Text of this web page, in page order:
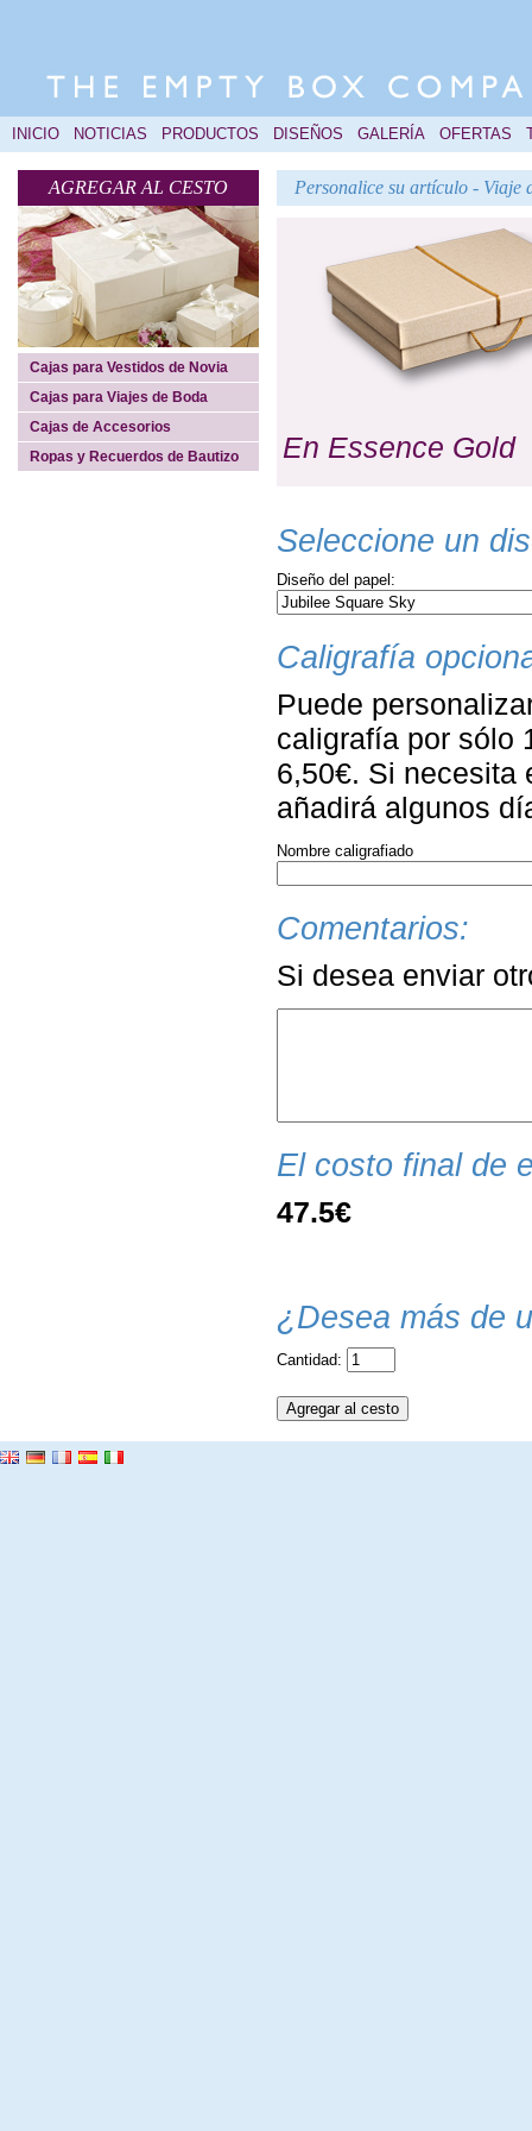
INICIO NOTICIAS PRODUCTOS DISEÑOS GALERÍA OFERTAS
AGREGAR AL CESTO
Cajas para Vestidos de Novia
Cajas para Viajes de Boda
Cajas de Accesorios
Ropas y Recuerdos de Bautizo
Personalice su artículo - Viaje
En Essence Gold
Seleccione un
Diseño del papel:
Caligrafía
Puede
caligrafía por sólo
6,50€. Si necesita
añadirá algunos
Nombre caligrafiado
Comentarios:
Si desea enviar
El costo final de
47.5€
¿Desea más de
Cantidad: